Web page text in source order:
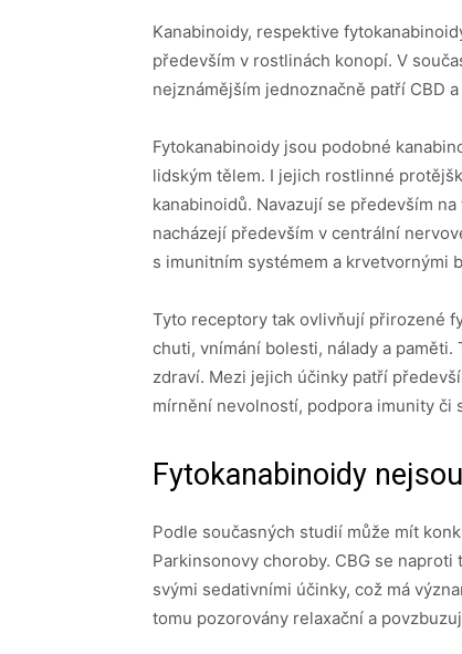
Kanabinoidy, respektive
především v rostlinách konopí. V
nejznámějším jednoznačně patří CBD
Fytokanabinoidy jsou podobné
lidským tělem. I jejich rostlinné
kanabinoidů. Navazují se především
nacházejí především v centrální
s imunitním systémem a krvetvornými
Tyto receptory tak ovlivňují přirozené
chuti, vnímání bolesti, nálady a
zdraví. Mezi jejich účinky patří
mírnění nevolností, podpora imunity či
Fytokanabinoidy
Podle současných studií může mít
Parkinsonovy choroby. CBG se
svými sedativními účinky, což má
tomu pozorovány relaxační a